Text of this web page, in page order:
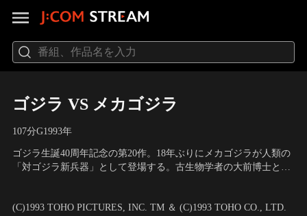
ゴジラ VS メカゴジラ
107分G1993年
ゴジラ生誕40周年記念の第20作。18年ぶりにメカゴジラが人類の
「対ゴジラ新兵器」として登場する。古生物学者の大前博士と助
れた。そして、日本に運ばれたその卵からベビーゴジラが誕生す
(C)1993 TOHO PICTURES, INC. TM ＆ (C)1993 TOHO CO., LTD.